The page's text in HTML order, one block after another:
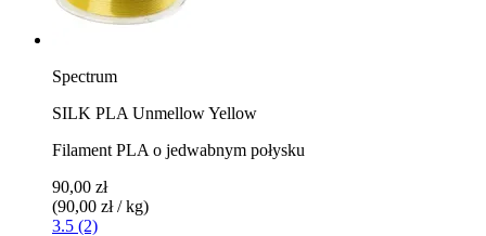
Spectrum
SILK PLA Unmellow Yellow
Filament PLA o jedwabnym połysku
90,00 zł
(90,00 zł / kg)
3.5 (2)